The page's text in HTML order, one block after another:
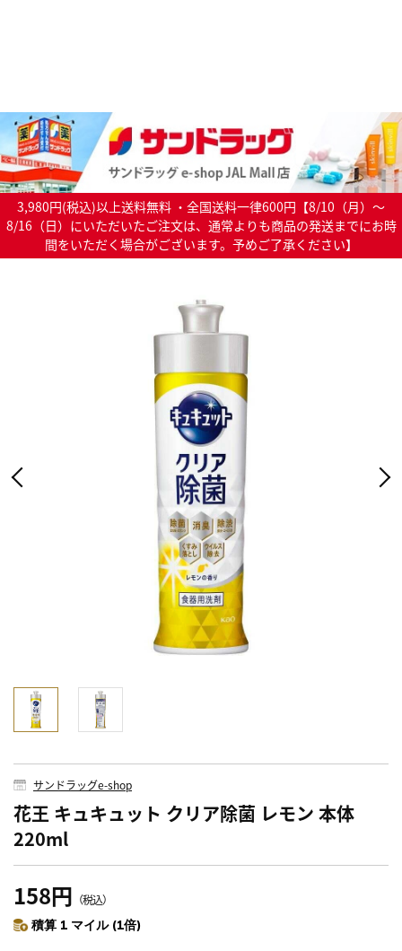
3,980円(税込)以上送料無料 ・全国送料一律600円【8/10（月）～
8/16（日）にいただいたご注文は、通常よりも商品の発送までにお時
間をいただく場合がございます。予めご了承ください】
サンドラッグe-shop
花王 キュキュット クリア除菌 レモン 本体
220ml
158円 （税込）
積算 1 マイル (1倍)